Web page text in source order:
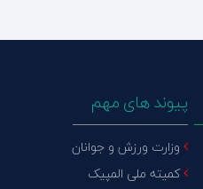
پیوند های مهم
وزارت ورزش و جوانان
کمیته ملی المپیک